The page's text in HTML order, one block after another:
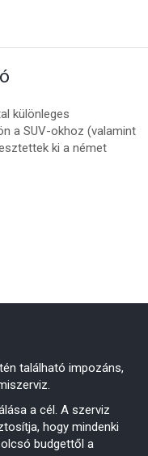
különleges
a SUV-okhoz (valamint
ki a német
található impozáns,
a cél. A szerviz
hogy mindenki
budgettől a